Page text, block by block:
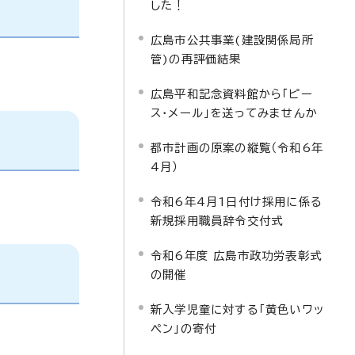
した！
広島市公共事業(建設関係局所
管)の再評価結果
広島平和記念資料館から「ピー
ス・メール」を送ってみませんか
都市計画の原案の縦覧（令和6年
4月）
令和6年4月1日付け採用に係る
新規採用職員辞令交付式
令和6年度 広島市政功労表彰式
の開催
新入学児童に対する「黄色いワッ
ペン」の寄付